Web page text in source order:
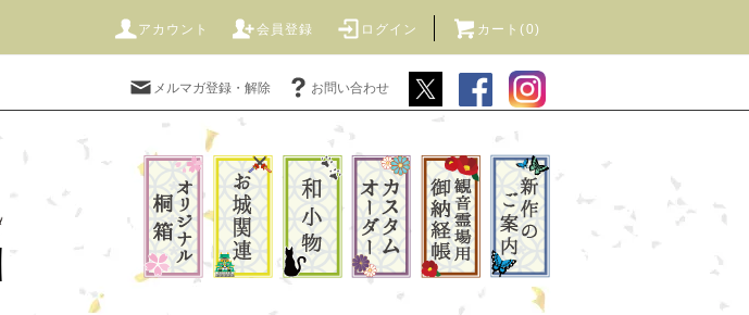
アカウント 会員登録 ログイン カート(0)
メルマガ登録・解除 お問い合わせ